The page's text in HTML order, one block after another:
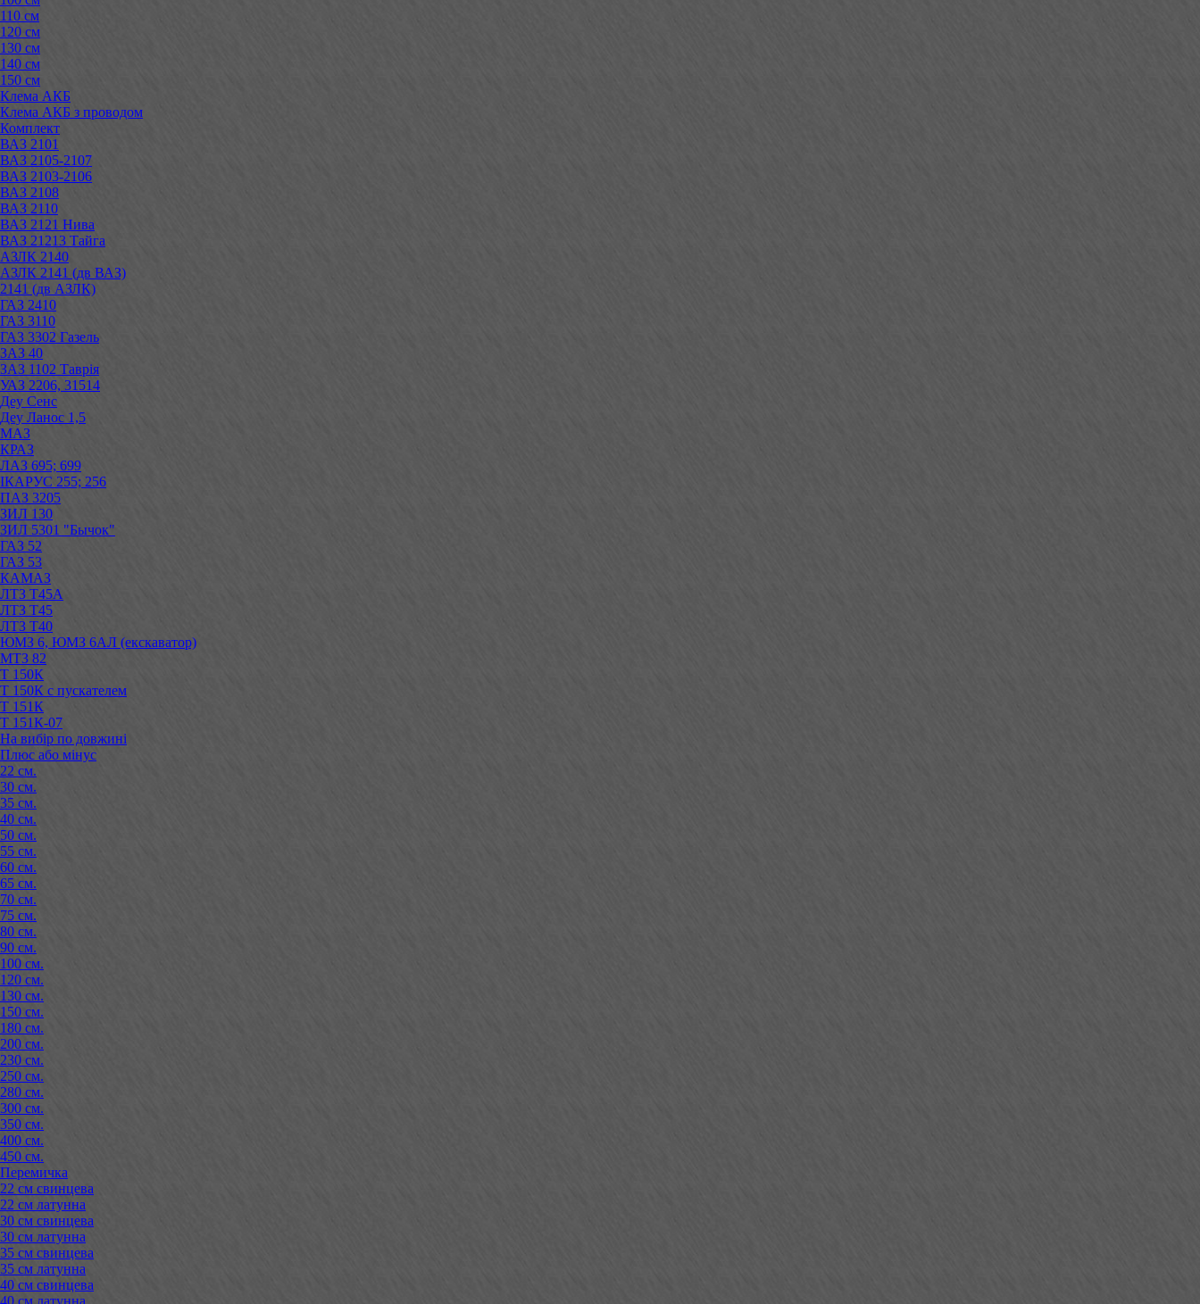
110 см
120 см
130 см
140 см
150 см
Клема АКБ
Клема АКБ з проводом
Комплект
ВАЗ 2101
ВАЗ 2105-2107
ВАЗ 2103-2106
ВАЗ 2108
ВАЗ 2110
ВАЗ 2121 Нива
ВАЗ 21213 Тайга
АЗЛК 2140
АЗЛК 2141 (дв ВАЗ)
2141 (дв АЗЛК)
ГАЗ 2410
ГАЗ 3110
ГАЗ 3302 Газель
ЗАЗ 40
ЗАЗ 1102 Таврія
УАЗ 2206, 31514
Деу Сенс
Деу Ланос 1,5
МАЗ
КРАЗ
ЛАЗ 695; 699
ІКАРУС 255; 256
ПАЗ 3205
ЗИЛ 130
ЗИЛ 5301 "Бычок"
ГАЗ 52
ГАЗ 53
КАМАЗ
ЛТЗ Т45А
ЛТЗ Т45
ЛТЗ Т40
ЮМЗ 6, ЮМЗ 6АЛ (екскаватор)
МТЗ 82
Т 150К
Т 150К с пускателем
Т 151К
Т 151К-07
На вибір по довжині
Плюс або мінус
22 см.
30 см.
35 см.
40 см.
50 см.
55 см.
60 см.
65 см.
70 см.
75 см.
80 см.
90 см.
100 см.
120 см.
130 см.
150 см.
180 см.
200 см.
230 см.
250 см.
280 см.
300 см.
350 см.
400 см.
450 см.
Перемичка
22 см свинцева
22 см латунна
30 см свинцева
30 см латунна
35 см свинцева
35 см латунна
40 см свинцева